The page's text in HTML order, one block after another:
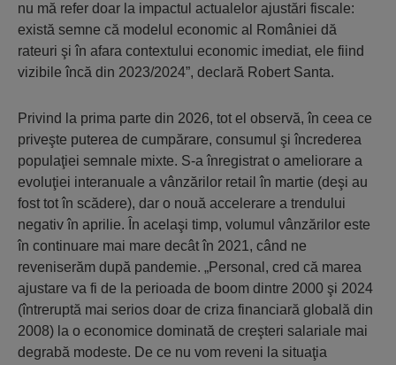
nu mă refer doar la impactul actualelor ajustări fiscale:
există semne că modelul economic al României dă
rateuri şi în afara contextului economic imediat, ele fiind
vizibile încă din 2023/2024”, declară Robert Santa.
Privind la prima parte din 2026, tot el observă, în ceea ce
priveşte puterea de cumpărare, consumul şi încrederea
populaţiei semnale mixte. S-a înregistrat o ameliorare a
evoluţiei interanuale a vânzărilor retail în martie (deşi au
fost tot în scădere), dar o nouă accelerare a trendului
negativ în aprilie. În acelaşi timp, volumul vânzărilor este
în continuare mai mare decât în 2021, când ne
reveniserăm după pandemie. „Personal, cred că marea
ajustare va fi de la perioada de boom dintre 2000 şi 2024
(întreruptă mai serios doar de criza financiară globală din
2008) la o economice dominată de creşteri salariale mai
degrabă modeste. De ce nu vom reveni la situaţia